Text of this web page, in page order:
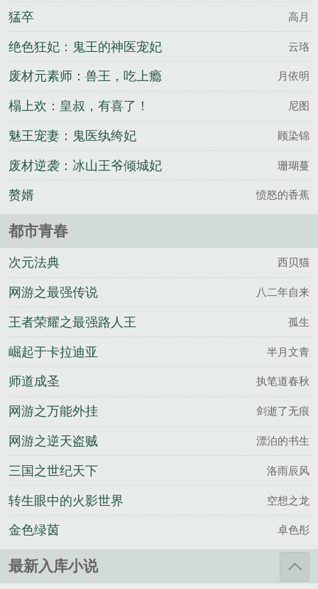
猛卒 高月
绝色狂妃：鬼王的神医宠妃 云珞
废材元素师：兽王，吃上瘾 月依明
榻上欢：皇叔，有喜了！ 尼图
魅王宠妻：鬼医纨绔妃 顾染锦
废材逆袭：冰山王爷倾城妃 珊瑚蔓
赘婿 愤怒的香蕉
都市青春
次元法典 西贝猫
网游之最强传说 八二年自来
王者荣耀之最强路人王 孤生
崛起于卡拉迪亚 半月文青
师道成圣 执笔道春秋
网游之万能外挂 剑逝了无痕
网游之逆天盗贼 漂泊的书生
三国之世纪天下 洛雨辰风
转生眼中的火影世界 空想之龙
金色绿茵 卓色彤
最新入库小说